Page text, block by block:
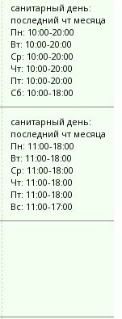
санитарный день:
последний чт месяца
Пн: 10:00-20:00
Вт: 10:00-20:00
Ср: 10:00-20:00
Чт: 10:00-20:00
Пт: 10:00-20:00
Сб: 10:00-18:00
санитарный день:
последний чт месяца
Пн: 11:00-18:00
Вт: 11:00-18:00
Ср: 11:00-18:00
Чт: 11:00-18:00
Пт: 11:00-18:00
Вс: 11:00-17:00